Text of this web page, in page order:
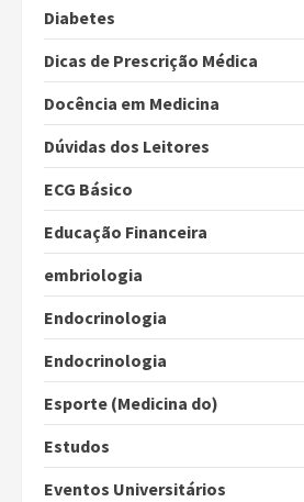
Diabetes
Dicas de Prescrição Médica
Docência em Medicina
Dúvidas dos Leitores
ECG Básico
Educação Financeira
embriologia
Endocrinologia
Endocrinologia
Esporte (Medicina do)
Estudos
Eventos Universitários